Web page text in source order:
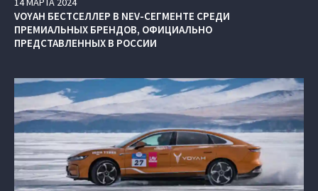
VOYAH БЕСТСЕЛЛЕР В NEV-СЕГМЕНТЕ СРЕДИ
ПРЕМИАЛЬНЫХ БРЕНДОВ, ОФИЦИАЛЬНО
ПРЕДСТАВЛЕННЫХ В РОССИИ